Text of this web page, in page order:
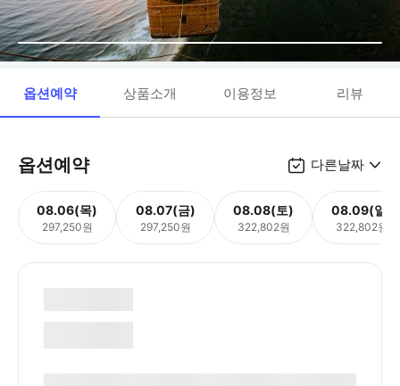
옵션예약 상품소개 이용정보 리뷰
옵션예약 다른날짜
08.06(목)
297,250원
08.07(금)
297,250원
08.08(토)
322,802원
08.09(일)
322,802원